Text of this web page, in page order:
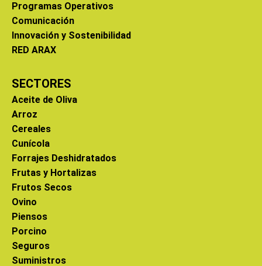
Programas Operativos
Comunicación
Innovación y Sostenibilidad
RED ARAX
SECTORES
Aceite de Oliva
Arroz
Cereales
Cunícola
Forrajes Deshidratados
Frutas y Hortalizas
Frutos Secos
Ovino
Piensos
Porcino
Seguros
Suministros